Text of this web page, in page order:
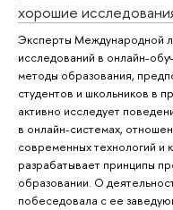
хорошие
Эксперты Международной
исследований в онлайн-
методы образования,
студентов и школьников в
активно исследует
в онлайн-системах,
современных технологий и
разрабатывает принципы
образовании. О
побеседовала с ее